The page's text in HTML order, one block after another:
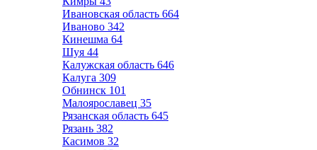
Ивановская область 664
Иваново 342
Кинешма 64
Шуя 44
Калужская область 646
Калуга 309
Обнинск 101
Малоярославец 35
Рязанская область 645
Рязань 382
Касимов 32